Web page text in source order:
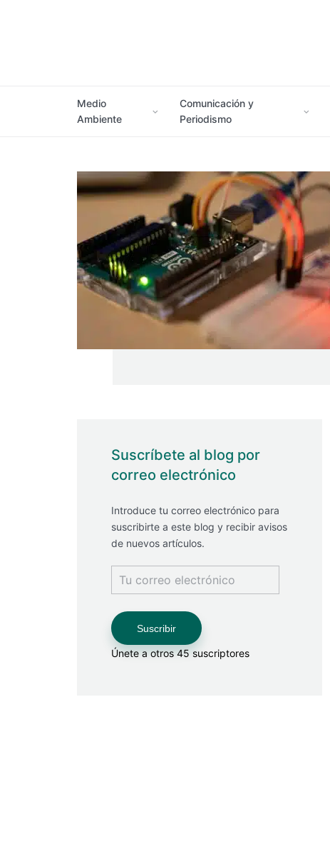
Medio
Ambiente
Comunicación y
Periodismo
Suscríbete al blog por
correo electrónico
Introduce tu correo electrónico para
suscribirte a este blog y recibir avisos
de nuevos artículos.
Tu
correo
electrónico
Suscribir
Únete a otros 45 suscriptores